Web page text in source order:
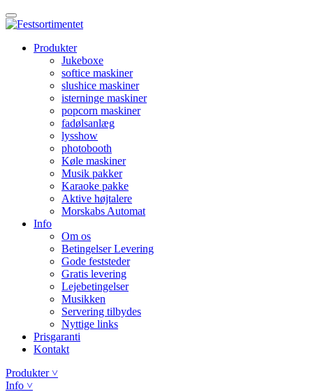
Produkter
Jukeboxe
softice maskiner
slushice maskiner
isterninge maskiner
popcorn maskiner
fadølsanlæg
lysshow
photobooth
Køle maskiner
Musik pakker
Karaoke pakke
Aktive højtalere
Morskabs Automat
Info
Om os
Betingelser Levering
Gode feststeder
Gratis levering
Lejebetingelser
Musikken
Servering tilbydes
Nyttige links
Prisgaranti
Kontakt
Produkter ˅
Info ˅